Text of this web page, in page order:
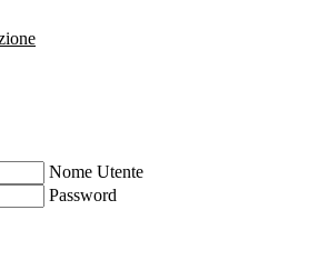
Nome Utente
Password